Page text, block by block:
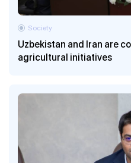
Uzbekistan and Iran are
agricultural initiatives
Society